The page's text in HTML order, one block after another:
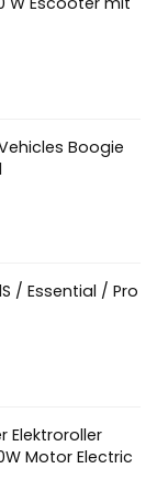
Boogie
/ Essential / Pro
Elektroroller
Motor Electric